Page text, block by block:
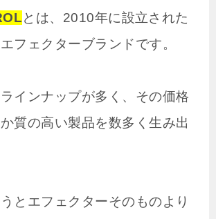
とは、2010年に設立された
フェクターブランドです。
インナップが多く、その価格
質の高い製品を数多く生み出
とエフェクターそのものより